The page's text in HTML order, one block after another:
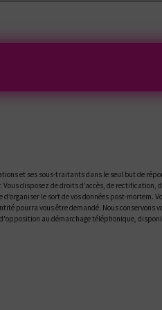
et ses sous-traitants dans le seul but de
disposez de droits d’accès, de rectification,
le sort de vos données post-mortem.
pourra vous être demandé. Nous conservons
au démarchage téléphonique,